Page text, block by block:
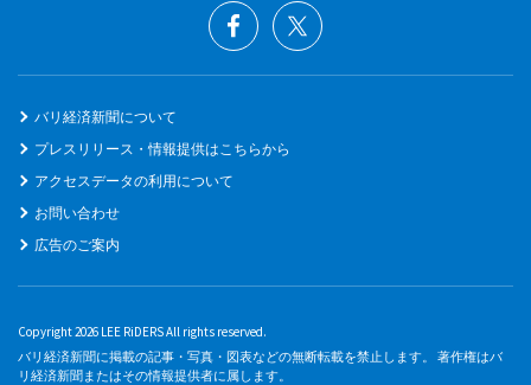
バリ経済新聞について
プレスリリース・情報提供はこちらから
アクセスデータの利用について
お問い合わせ
広告のご案内
Copyright 2026 LEE RiDERS All rights reserved.
バリ経済新聞に掲載の記事・写真・図表などの無断転載を禁止します。 著作権はバ
リ経済新聞またはその情報提供者に属します。